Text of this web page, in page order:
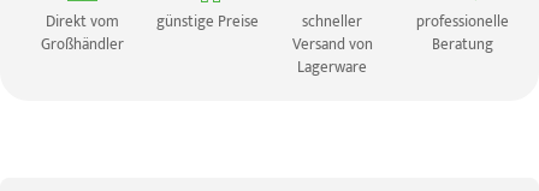
Direkt vom
Großhändler
günstige Preise
schneller
Versand von
Lagerware
professionelle
Beratung